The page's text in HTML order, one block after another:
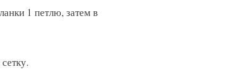
1 петлю, затем в